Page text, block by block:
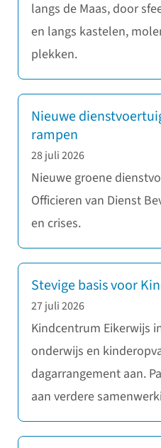
langs de Maas, door
en langs kastelen,
plekken.
Nieuwe
rampen
28 juli 2026
Nieuwe groene
Officieren van Dienst
en crises.
Stevige basis voor
27 juli 2026
Kindcentrum Eikerwijs
onderwijs en
dagarrangement aan.
aan verdere